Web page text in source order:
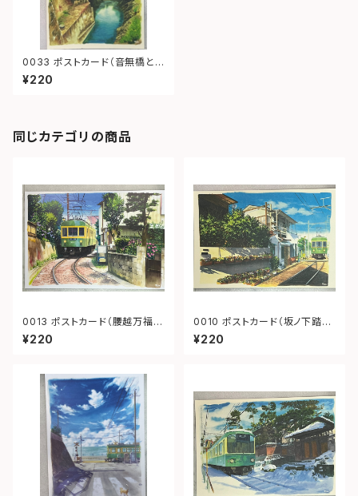
0033 ポストカード（音無橋と
江ノ電）
¥220
同じカテゴリの商品
0013 ポストカード（腰越万福寺
前江ノ電）
¥220
0010 ポストカード（坂ノ下踏み
切り）
¥220